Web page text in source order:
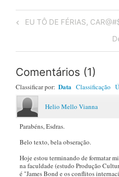
Post
Previous
EU TÔ DE FÉRIAS,
Comentários (1)
Classificar por: Data Classificação
Helio Mello Vianna
Parabéns, Esdras.
Belo texto, bela obseração.
Hoje estou terminando de formatar
na faculdade (estudo Produção
é "James Bond e os conflitos